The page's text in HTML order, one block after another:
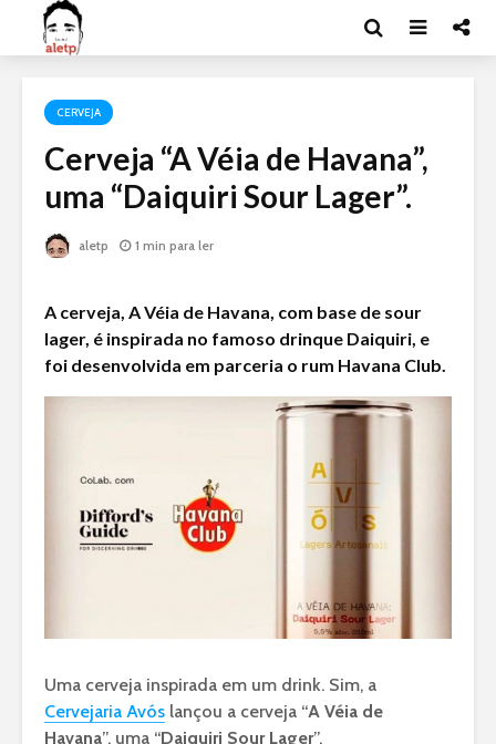
CERVEJA
Cerveja “A Véia de Havana”,
uma “Daiquiri Sour Lager”.
aletp 1 min para ler
A cerveja, A Véia de Havana, com base de sour
lager, é inspirada no famoso drinque Daiquiri, e
foi desenvolvida em parceria o rum Havana Club.
Uma cerveja inspirada em um drink. Sim, a
Cervejaria Avós lançou a cerveja “A Véia de
Havana”, uma “Daiquiri Sour Lager”.